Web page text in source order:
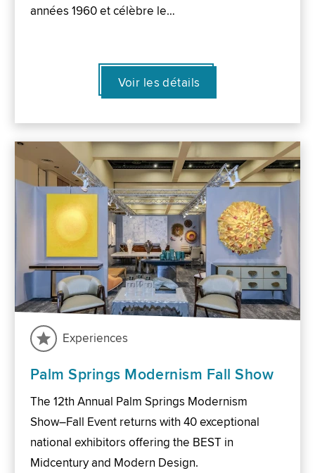
années 1960 et célèbre le…
Voir les détails
Experiences
Palm Springs Modernism Fall Show
The 12th Annual Palm Springs Modernism
Show–Fall Event returns with 40 exceptional
national exhibitors offering the BEST in
Midcentury and Modern Design.